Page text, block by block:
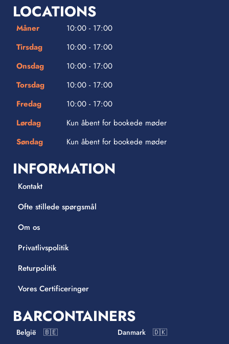
LOCATIONS
Måner
10:00 - 17:00
Tirsdag
10:00 - 17:00
Onsdag
10:00 - 17:00
Torsdag
10:00 - 17:00
Fredag
10:00 - 17:00
Lørdag
Kun åbent for bookede møder
Søndag
Kun åbent for bookede møder
INFORMATION
Kontakt
Ofte stillede spørgsmål
Om os
Privatlivspolitik
Returpolitik
Vores Certificeringer
BARCONTAINERS
België 🇧🇪
Danmark 🇩🇰